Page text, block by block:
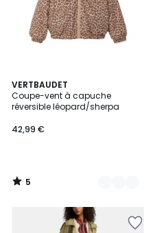
VERTBAUDET
Coupe-vent à capuche
réversible léopard/sherpa
42,99 €
5
/
5
2
Couleurs
5
/